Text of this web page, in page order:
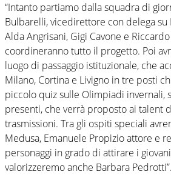
“Intanto partiamo dalla squadra di
Bulbarelli, vicedirettore con delega su
Alda Angrisani, Gigi Cavone e
coordineranno tutto il progetto. Poi
luogo di passaggio istituzionale, che
Milano, Cortina e Livigno in tre posti
piccolo quiz sulle Olimpiadi invernali,
presenti, che verrà proposto ai talent
trasmissioni. Tra gli ospiti speciali
Medusa, Emanuele Propizio attore e
personaggi in grado di attirare i
valorizzeremo anche Barbara Pedrotti”.